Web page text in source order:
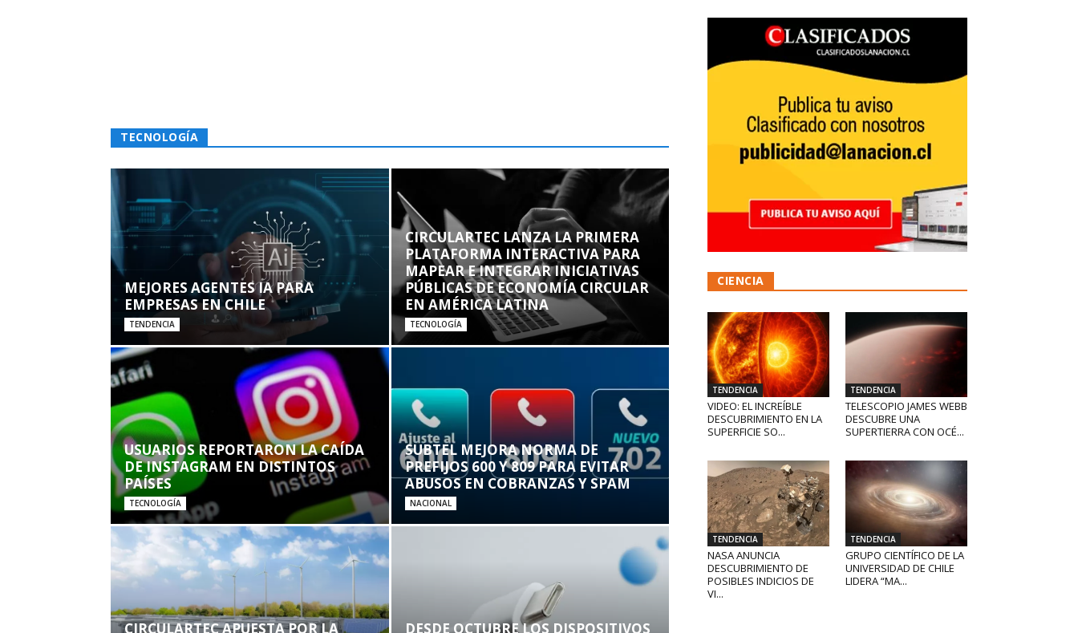
TECNOLOGÍA
MEJORES AGENTES IA PARA
EMPRESAS EN CHILE
TENDENCIA
CIRCULARTEC LANZA LA PRIMERA
PLATAFORMA INTERACTIVA PARA
MAPEAR E INTEGRAR INICIATIVAS
PÚBLICAS DE ECONOMÍA CIRCULAR
EN AMÉRICA LATINA
TECNOLOGÍA
USUARIOS REPORTARON LA CAÍDA
DE INSTAGRAM EN DISTINTOS
PAÍSES
TECNOLOGÍA
SUBTEL MEJORA NORMA DE
PREFIJOS 600 Y 809 PARA EVITAR
ABUSOS EN COBRANZAS Y SPAM
NACIONAL
CIRCULARTEC APUESTA POR LA DESDE OCTUBRE LOS DISPOSITIVOS
CIENCIA
TENDENCIA
VIDEO: EL INCREÍBLE
DESCUBRIMIENTO EN LA
SUPERFICIE SO...
TENDENCIA
TELESCOPIO JAMES WEBB
DESCUBRE UNA
SUPERTIERRA CON OCÉ...
TENDENCIA
NASA ANUNCIA
DESCUBRIMIENTO DE
POSIBLES INDICIOS DE
VI...
TENDENCIA
GRUPO CIENTÍFICO DE LA
UNIVERSIDAD DE CHILE
LIDERA “MA...